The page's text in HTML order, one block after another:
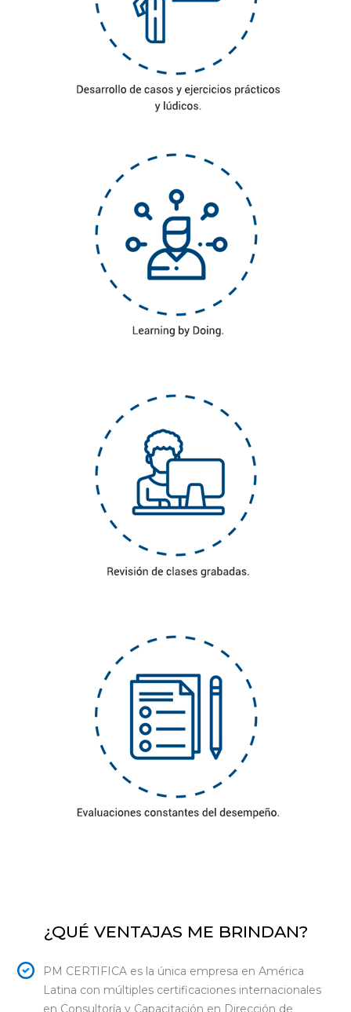
¿QUÉ VENTAJAS ME BRINDAN?
PM CERTIFICA es la única empresa en América
Latina con múltiples certificaciones internacionales
en Consultoría y Capacitación en Dirección de